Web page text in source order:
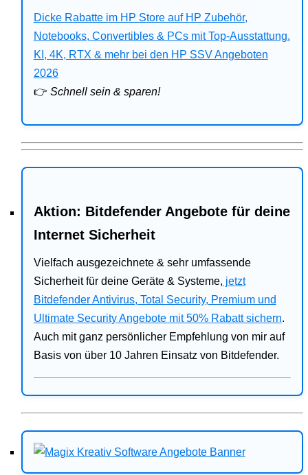
Angebote
Bitdefender
Ratgeber
Dicke Rabatte im HP Store auf HP Zubehör,
Notebooks, Convertibles & PCs mit Top-Ausstattung.
KI, 4K, RTX & mehr bei den HP SSV Angeboten
2026
👉 Schnell sein & sparen!
Aktion: Bitdefender Angebote für deine
Internet Sicherheit
Vielfach ausgezeichnete & sehr umfassende
Sicherheit für deine Geräte & Systeme, jetzt
Bitdefender Antivirus, Total Security, Premium und
Ultimate Security Angebote mit 50% Rabatt sichern.
Auch mit ganz persönlicher Empfehlung von mir auf
Basis von über 10 Jahren Einsatz von Bitdefender.